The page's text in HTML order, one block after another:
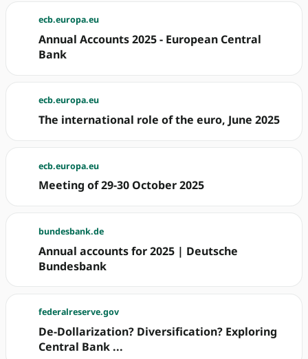
ecb.europa.eu
Annual Accounts 2025 - European Central
Bank
ecb.europa.eu
The international role of the euro, June 2025
ecb.europa.eu
Meeting of 29-30 October 2025
bundesbank.de
Annual accounts for 2025 | Deutsche
Bundesbank
federalreserve.gov
De-Dollarization? Diversification? Exploring
Central Bank ...